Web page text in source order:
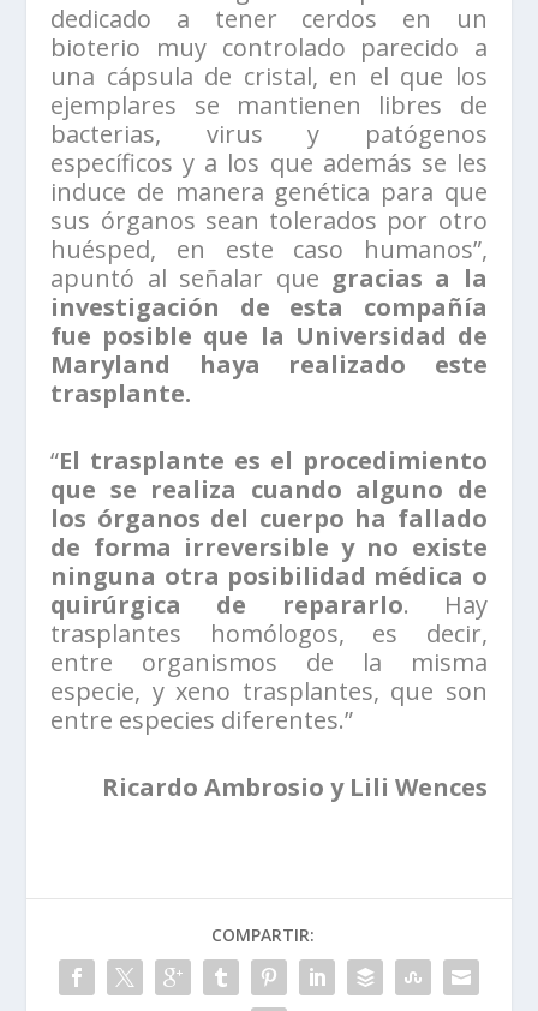
dedicado a tener cerdos en un
bioterio muy controlado parecido a
una cápsula de cristal, en el que los
ejemplares se mantienen libres de
bacterias, virus y patógenos
específicos y a los que además se les
induce de manera genética para que
sus órganos sean tolerados por otro
huésped, en este caso humanos”,
apuntó al señalar que gracias a la
investigación de esta compañía
fue posible que la Universidad de
Maryland haya realizado este
trasplante.
“El trasplante es el procedimiento
que se realiza cuando alguno de
los órganos del cuerpo ha fallado
de forma irreversible y no existe
ninguna otra posibilidad médica o
quirúrgica de repararlo. Hay
trasplantes homólogos, es decir,
entre organismos de la misma
especie, y xeno trasplantes, que son
entre especies diferentes.”
Ricardo Ambrosio y Lili Wences
COMPARTIR: